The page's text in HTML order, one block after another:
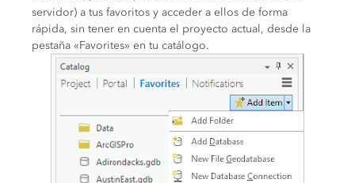
servidor) a tus favoritos y acceder a ellos de forma
rápida, sin tener en cuenta el proyecto actual, desde la
pestaña «Favorites» en tu catálogo.